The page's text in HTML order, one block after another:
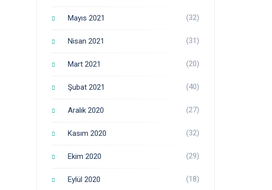
Mayıs 2021 (32)
Nisan 2021 (31)
Mart 2021 (20)
Şubat 2021 (40)
Aralık 2020 (27)
Kasım 2020 (32)
Ekim 2020 (29)
Eylül 2020 (18)